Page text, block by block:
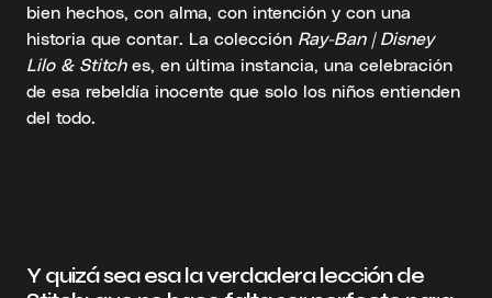
bien hechos, con alma, con intención y con una
historia que contar. La colección Ray-Ban | Disney
Lilo & Stitches, en última instancia, una celebración
de esa rebeldía inocente que solo los niños entienden
del todo.
Y quizá sea esa la verdadera lección de